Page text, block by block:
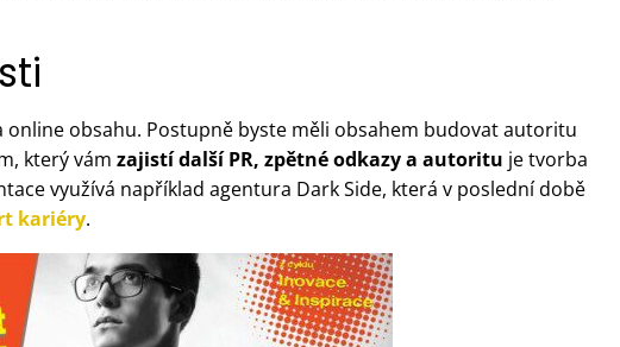
obsahu. Postupně byste měli obsahem budovat autoritu
který vám zajistí další PR, zpětné odkazy a autoritu je tvorba
využívá například agentura Dark Side, která v poslední době
kariéry.